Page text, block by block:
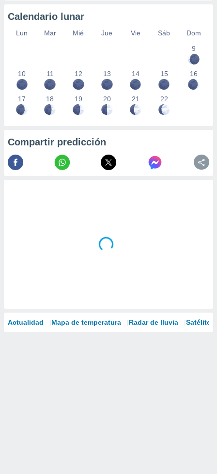
Calendario lunar
Lun Mar Mié Jue Vie Sáb
Dom
9
10 11 12 13 14 15 16
17 18 19 20 21 22
Compartir predicción
Actualidad Mapa de temperatura Radar de lluvia Satélites